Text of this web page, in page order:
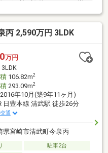
便利な設備がしっかり揃
ンが取りやすいカウンタ
ンター席☆にぎやかにも、
イバシーを確保できる住
ため、通行人と目線が合
広々としたお庭で楽しむ家
ル・ドッグランなど、多
丙 2,590万円 3LDK
万円
3LDK
106.82m2
293.09m2
2016年10月(築9年11ヶ月)
日豊本線 清武駅 徒歩26分
通
県宮崎市清武町今泉丙
駐車2台